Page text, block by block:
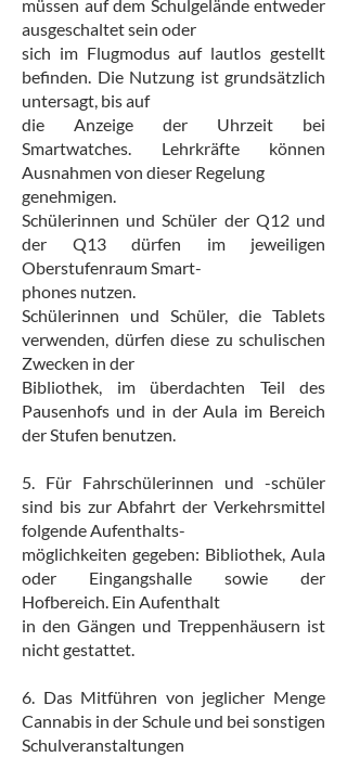
müssen auf dem Schulgelände entweder
ausgeschaltet sein oder
sich im Flugmodus auf lautlos gestellt
befinden. Die Nutzung ist grundsätzlich
untersagt, bis auf
die Anzeige der Uhrzeit bei
Smartwatches. Lehrkräfte können
Ausnahmen von dieser Regelung
genehmigen.
Schülerinnen und Schüler der Q12 und
der Q13 dürfen im jeweiligen
Oberstufenraum Smart-
phones nutzen.
Schülerinnen und Schüler, die Tablets
verwenden, dürfen diese zu schulischen
Zwecken in der
Bibliothek, im überdachten Teil des
Pausenhofs und in der Aula im Bereich
der Stufen benutzen.
5. Für Fahrschülerinnen und -schüler
sind bis zur Abfahrt der Verkehrsmittel
folgende Aufenthalts-
möglichkeiten gegeben: Bibliothek, Aula
oder Eingangshalle sowie der
Hofbereich. Ein Aufenthalt
in den Gängen und Treppenhäusern ist
nicht gestattet.
6. Das Mitführen von jeglicher Menge
Cannabis in der Schule und bei sonstigen
Schulveranstaltungen